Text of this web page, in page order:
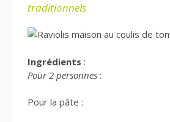
traditionnels
Ingrédients :
Pour 2 personnes :
Pour la pâte :